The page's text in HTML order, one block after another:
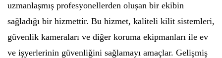
uzmanlaşmış profesyonellerden oluşan bir ekibin
sağladığı bir hizmettir. Bu hizmet, kaliteli kilit sistemleri,
güvenlik kameraları ve diğer koruma ekipmanları ile ev
ve işyerlerinin güvenliğini sağlamayı amaçlar. Gelişmiş